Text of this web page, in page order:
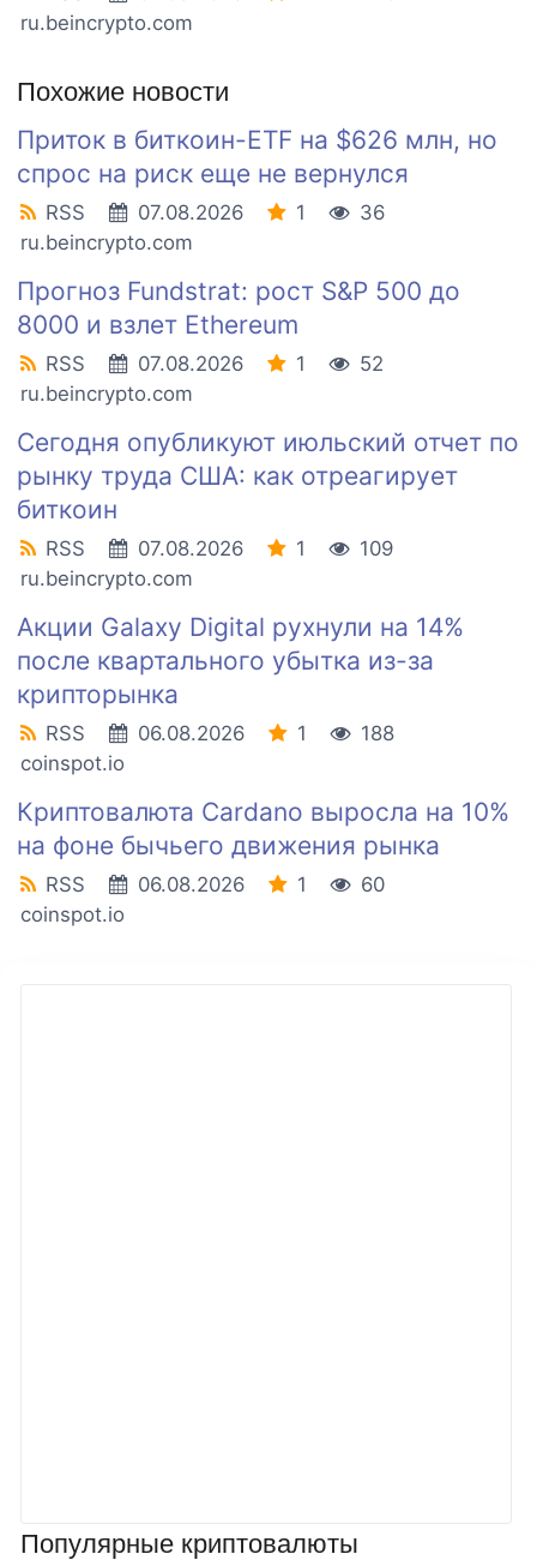
Популярные криптовалюты
ru.beincrypto.com
Похожие новости
Приток в биткоин-ETF на $626 млн, но
спрос на риск еще не вернулся
RSS 07.08.2026 1
36
ru.beincrypto.com
Прогноз Fundstrat: рост S&P 500 до
8000 и взлет Ethereum
RSS 07.08.2026 1
52
ru.beincrypto.com
Сегодня опубликуют июльский отчет по
рынку труда США: как отреагирует
биткоин
RSS 07.08.2026 1
109
ru.beincrypto.com
Акции Galaxy Digital рухнули на 14%
после квартального убытка из-за
крипторынка
RSS 06.08.2026 1
188
coinspot.io
Криптовалюта Cardano выросла на 10%
на фоне бычьего движения рынка
RSS 06.08.2026 1
60
coinspot.io